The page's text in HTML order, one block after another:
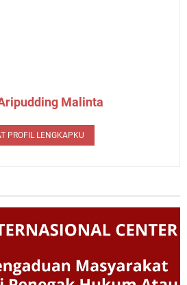
Malinta
PROFIL LENGKAPKU